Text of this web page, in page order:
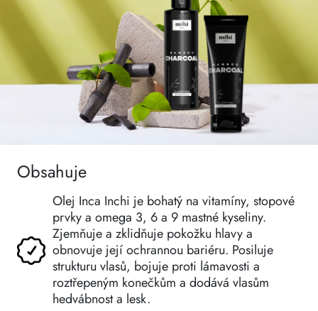
Obsahuje
Olej Inca Inchi je bohatý na vitamíny, stopové
prvky a omega 3, 6 a 9 mastné kyseliny.
Zjemňuje a zklidňuje pokožku hlavy a
obnovuje její ochrannou bariéru. Posiluje
strukturu vlasů, bojuje proti lámavosti a
roztřepeným konečkům a dodává vlasům
hedvábnost a lesk.